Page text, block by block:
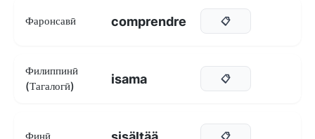
Фаронсавӣ comprendre 📋
Филиппинӣ
(Тагалогӣ)
isama 📋
Финӣ 📋